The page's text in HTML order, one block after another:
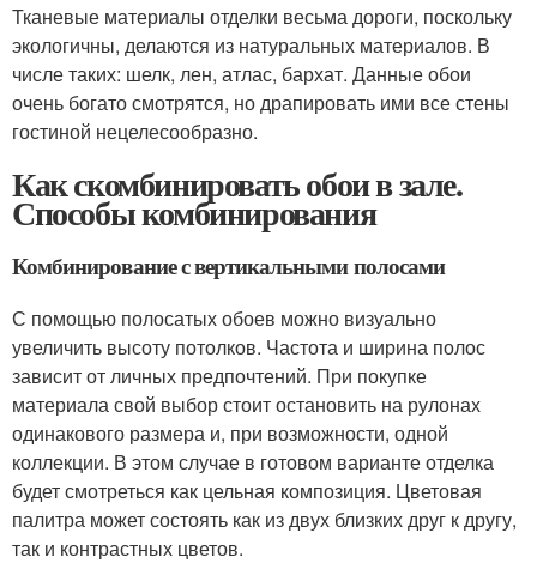
Тканевые материалы отделки весьма дороги, поскольку
экологичны, делаются из натуральных материалов. В
числе таких: шелк, лен, атлас, бархат. Данные обои
очень богато смотрятся, но драпировать ими все стены
гостиной нецелесообразно.
Как скомбинировать обои в зале.
Способы комбинирования
Комбинирование с вертикальными полосами
С помощью полосатых обоев можно визуально
увеличить высоту потолков. Частота и ширина полос
зависит от личных предпочтений. При покупке
материала свой выбор стоит остановить на рулонах
одинакового размера и, при возможности, одной
коллекции. В этом случае в готовом варианте отделка
будет смотреться как цельная композиция. Цветовая
палитра может состоять как из двух близких друг к другу,
так и контрастных цветов.